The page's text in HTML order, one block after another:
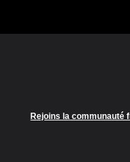
Rejoins la communauté